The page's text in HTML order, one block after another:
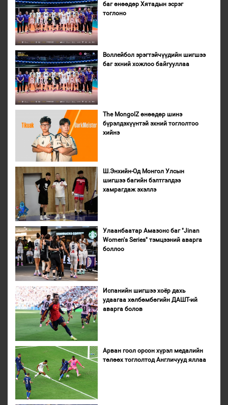
баг өнөөдөр Хятадын эсрэг
тоглоно
Воллейбол эрэгтэйчүүдийн шигшээ
баг эхний хожлоо байгууллаа
The MongolZ өнөөдөр шинэ
бүрэлдэхүүнтэй эхний тоглолтоо
хийнэ
Ш.Энхийн-Од Монгол Улсын
шигшээ багийн бэлтгэлдээ
хамрагдаж эхэллэ
Улаанбаатар Амазонс баг "Jinan
Women's Series" тэмцээний аварга
боллоо
Испанийн шигшээ хоёр дахь
удаагаа хөлбөмбөгийн ДАШТ-ий
аварга болов
Арван гоол орсон хүрэл медалийн
төлөөх тоглолтод Англичууд яллаа